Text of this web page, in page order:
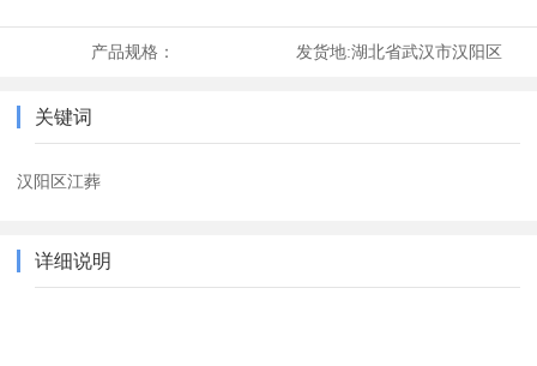
产品规格： 发货地:湖北省武汉市汉阳区
关键词
汉阳区江葬
详细说明